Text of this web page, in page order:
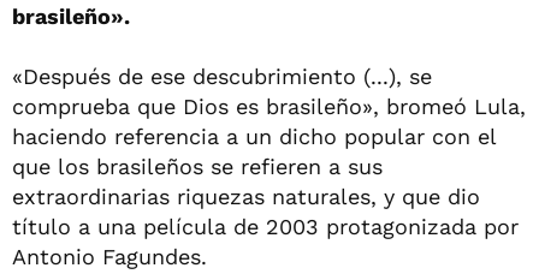
brasileño».
«Después de ese descubrimiento (...), se
comprueba que Dios es brasileño», bromeó Lula,
haciendo referencia a un dicho popular con el
que los brasileños se refieren a sus
extraordinarias riquezas naturales, y que dio
título a una película de 2003 protagonizada por
Antonio Fagundes.